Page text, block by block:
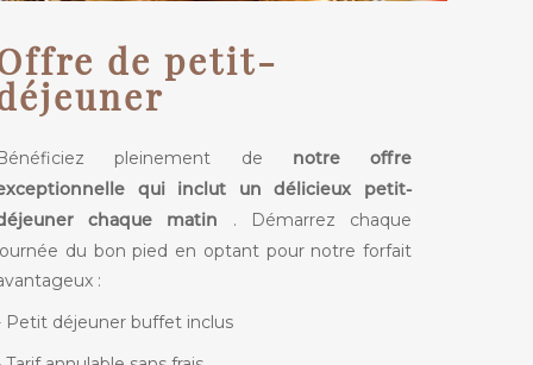
de petit-
pleinement de notre offre
qui inclut un délicieux petit-
chaque matin . Démarrez chaque
du bon pied en optant pour notre forfait
:
Petit déjeuner buffet inclus